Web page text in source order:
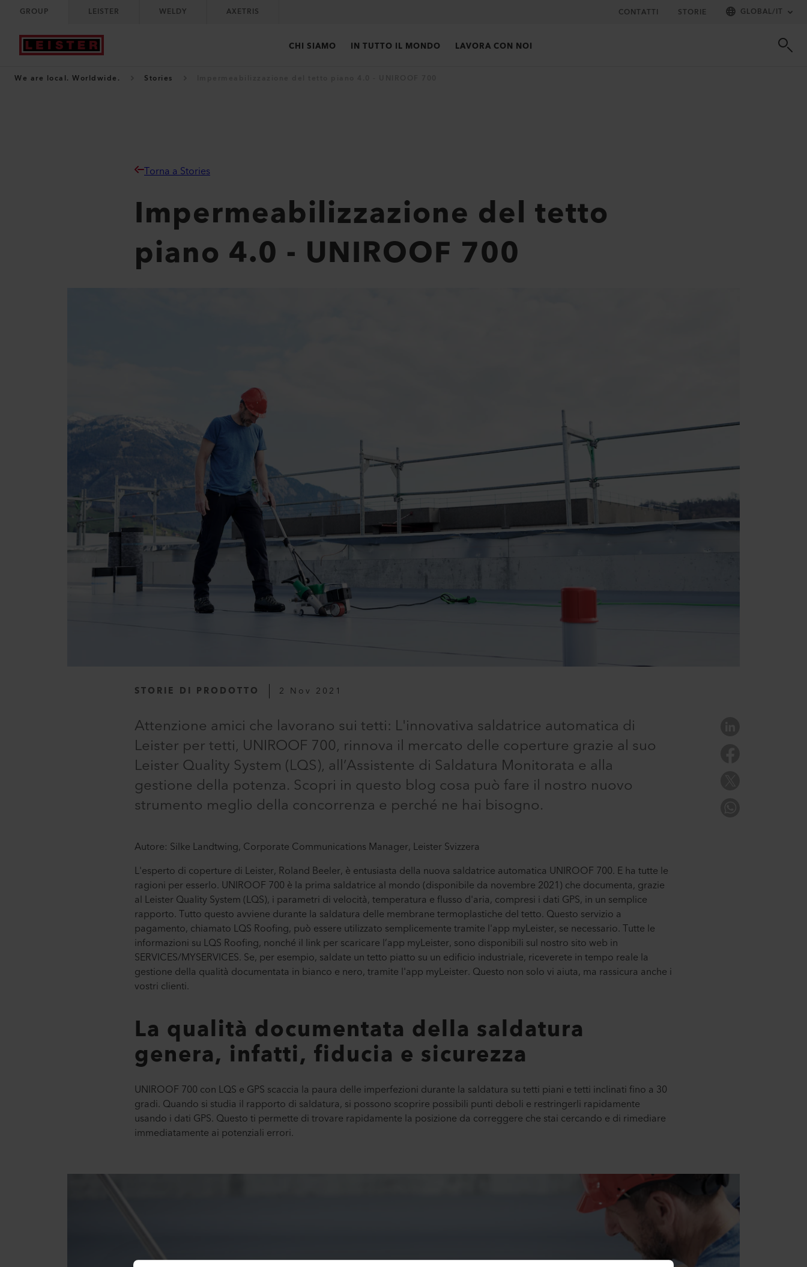
GROUP LEISTER WELDY AXETRIS CONTATTI STORIE GLOBAL/IT
CHI SIAMO IN TUTTO IL MONDO LAVORA CON NOI
We are local. Worldwide. Stories
Torna a Stories
Impermeabilizzazione del tetto
piano 4.0 - UNIROOF 700
STORIE DI PRODOTTO 2 Nov 2021
Attenzione amici che lavorano sui tetti: L'innovativa saldatrice automatica di
Leister per tetti, UNIROOF 700, rinnova il mercato delle coperture grazie al suo
Leister Quality System (LQS), all’Assistente di Saldatura Monitorata e alla
gestione della potenza. Scopri in questo blog cosa può fare il nostro nuovo
strumento meglio della concorrenza e perché ne hai bisogno.
Autore: Silke Landtwing, Corporate Communications Manager, Leister Svizzera
L'esperto di coperture di Leister, Roland Beeler, è entusiasta della nuova saldatrice automatica UNIROOF 700. E ha tutte le
ragioni per esserlo. UNIROOF 700 è la prima saldatrice al mondo (disponibile da novembre 2021) che documenta, grazie
al Leister Quality System (LQS), i parametri di velocità, temperatura e flusso d'aria, compresi i dati GPS, in un semplice
rapporto. Tutto questo avviene durante la saldatura delle membrane termoplastiche del tetto. Questo servizio a
pagamento, chiamato LQS Roofing, può essere utilizzato semplicemente tramite l'app myLeister, se necessario. Tutte le
informazioni su LQS Roofing, nonché il link per scaricare l’app myLeister, sono disponibili sul nostro sito web in
SERVICES/MYSERVICES. Se, per esempio, saldate un tetto piatto su un edificio industriale, riceverete in tempo reale la
gestione della qualità documentata in bianco e nero, tramite l'app myLeister. Questo non solo vi aiuta, ma rassicura anche i
vostri clienti.
La qualità documentata della saldatura
genera, infatti, fiducia e sicurezza
UNIROOF 700 con LQS e GPS scaccia la paura delle imperfezioni durante la saldatura su tetti piani e tetti inclinati fino a 30
gradi. Quando si studia il rapporto di saldatura, si possono scoprire possibili punti deboli e restringerli rapidamente
usando i dati GPS. Questo ti permette di trovare rapidamente la posizione da correggere che stai cercando e di rimediare
immediatamente ai potenziali errori.